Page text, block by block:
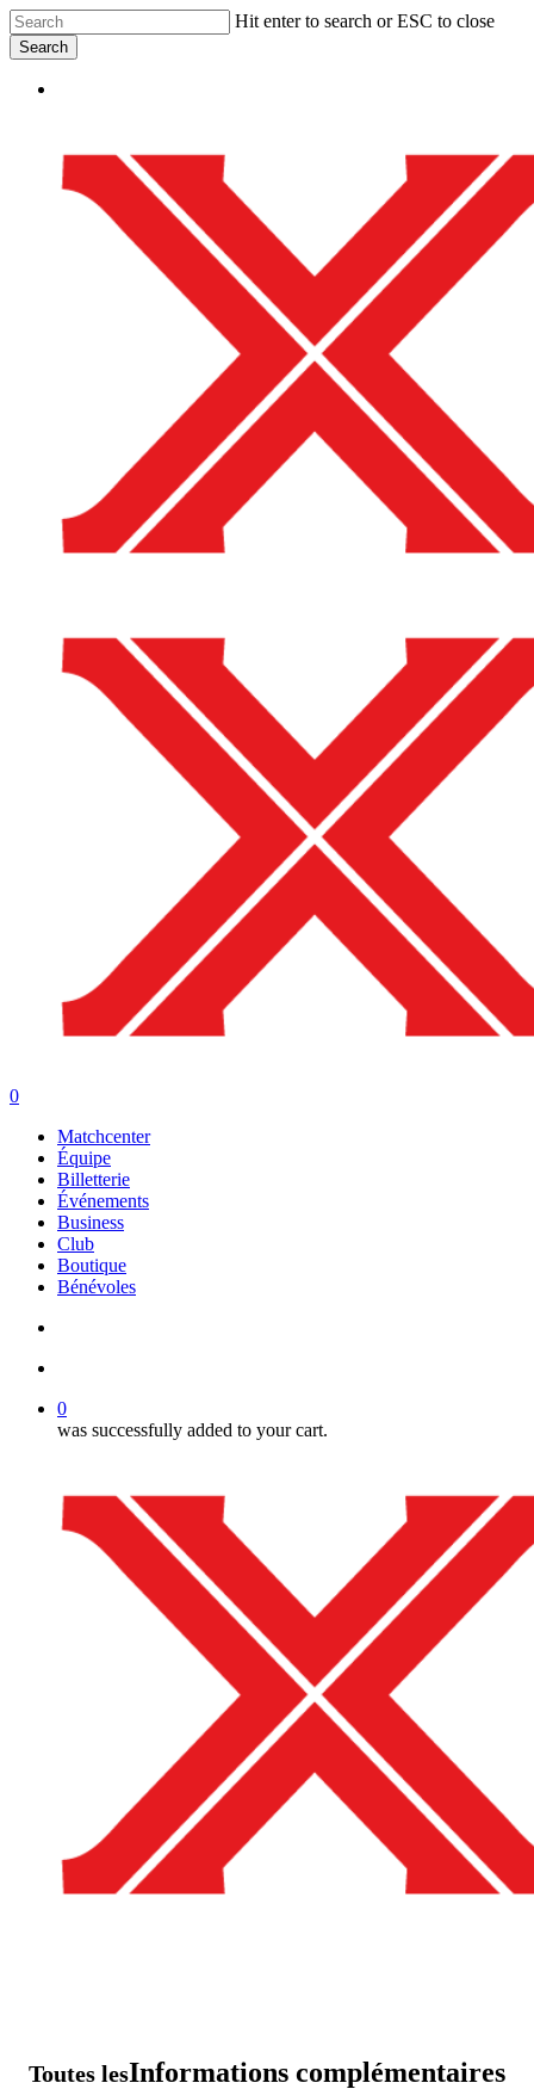
Skip
to
main
content
Hit enter to search or ESC to close
Search
Search
search
account
0
Matchcenter
Équipe
Billetterie
Événements
Business
Club
Boutique
Bénévoles
0
was successfully added to your cart.
Toutes lesInformations complémentaires